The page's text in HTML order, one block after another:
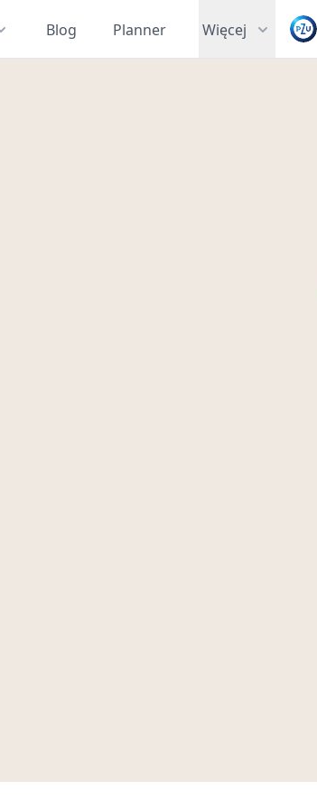
Blog Planner Więcej